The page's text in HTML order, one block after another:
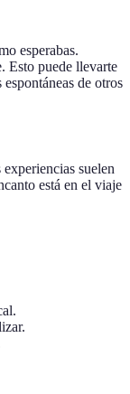
esperabas.
Esto puede llevarte
de otros
suelen
está en el viaje